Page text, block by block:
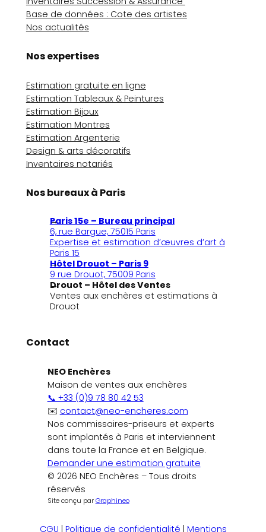
Base de données : Cote des artistes
Nos actualités
Nos expertises
Estimation gratuite en ligne
Estimation Tableaux & Peintures
Estimation Bijoux
Estimation Montres
Estimation Argenterie
Design & arts décoratifs
Inventaires notariés
Nos bureaux à Paris
Paris 15e – Bureau principal
6, rue Bargue, 75015 Paris
Expertise et estimation d’œuvres d’art à
Paris 15
Hôtel Drouot – Paris 9
9 rue Drouot, 75009 Paris
Drouot – Hôtel des Ventes
Ventes aux enchères et estimations à
Drouot
Contact
NEO Enchères
Maison de ventes aux enchères
📞 +33 (0)9 78 80 42 53
✉️ contact@neo-encheres.com
Nos commissaires-priseurs et experts
sont implantés à Paris et interviennent
dans toute la France et en Belgique.
Demander une estimation gratuite
© 2026 NEO Enchères – Tous droits
réservés
Site conçu parGraphineo
CGU Politique de confidentialité Mentions